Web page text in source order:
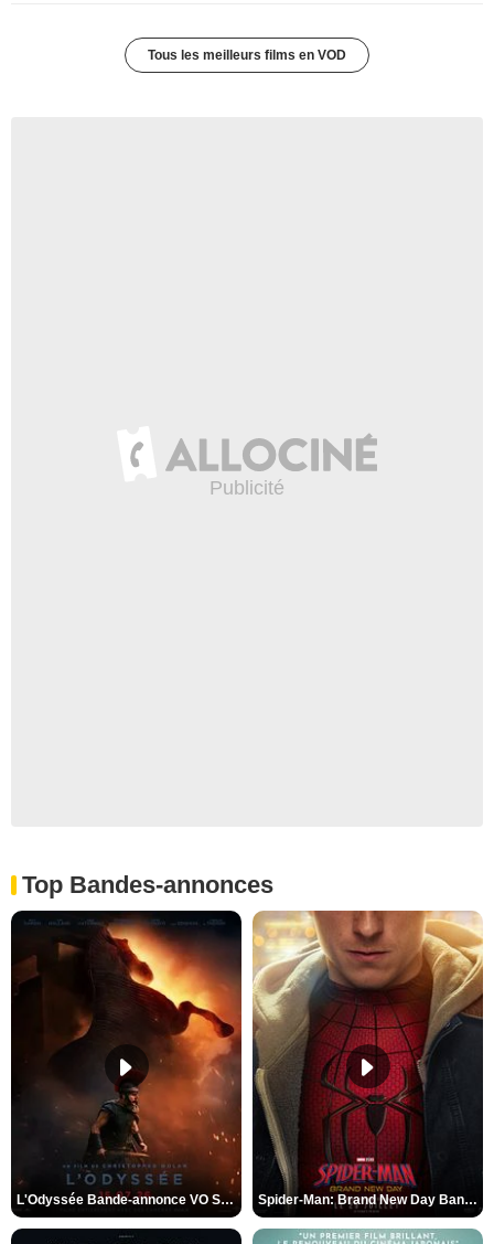
Tous les meilleurs films en VOD
Top Bandes-annonces
L'Odyssée Bande-annonce VO STFR Spider-Man: Brand New Day Bande-annonce VO STFR